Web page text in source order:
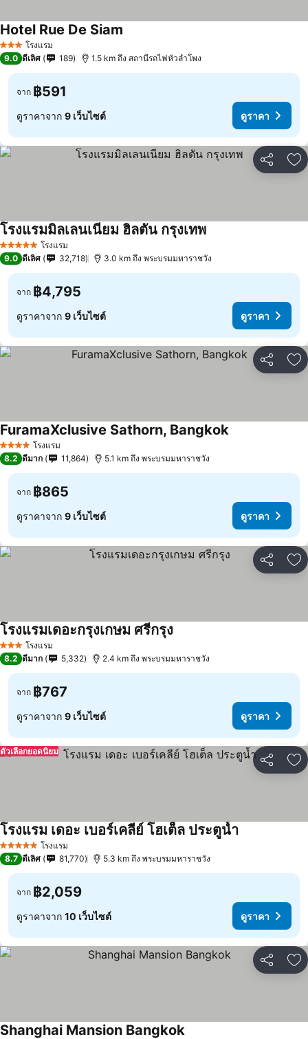
3 ดาว โรงแรม
Hotel Rue De Siam
9.0 ดีเลิศ 189 1.5 km ถึง สถานีรถไฟหัวลำโพง
จาก ฿591
ดูราคาจาก 9 เว็บไซต์ ดูราคา
แชร์ เ
5 ดาว โรงแรม
โรงแรมมิลเลนเนียม ฮิลตัน กรุงเทพ
9.0 ดีเลิศ 32,718 3.0 km ถึง พระบรมมหาราชวัง
จาก ฿4,795
ดูราคาจาก 9 เว็บไซต์ ดูราคา
แชร์ เ
4 ดาว โรงแรม
FuramaXclusive Sathorn, Bangkok
8.2 ดีมาก 11,864 5.1 km ถึง พระบรมมหาราชวัง
จาก ฿865
ดูราคาจาก 9 เว็บไซต์ ดูราคา
แชร์ เ
3 ดาว โรงแรม
โรงแรมเดอะกรุงเกษม ศรีกรุง
8.2 ดีมาก 5,332 2.4 km ถึง พระบรมมหาราชวัง
จาก ฿767
ดูราคาจาก 9 เว็บไซต์ ดูราคา
แชร์ เ
ตัวเลือกยอดนิยม
5 ดาว โรงแรม
โรงแรม เดอะ เบอร์เคลีย์ โฮเต็ล ประตูน้ำ
8.7 ดีเลิศ 81,770 5.3 km ถึง พระบรมมหาราชวัง
จาก ฿2,059
ดูราคาจาก 10 เว็บไซต์ ดูราคา
แชร์ เ
Shanghai Mansion Bangkok